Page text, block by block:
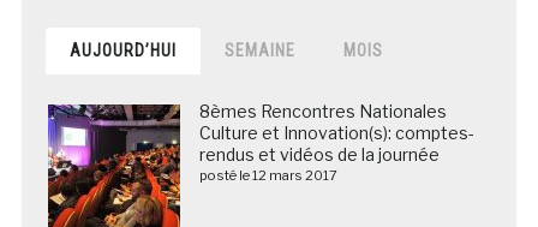
AUJOURD’HUI SEMAINE MOIS
8èmes Rencontres Nationales
Culture et Innovation(s): comptes-
rendus et vidéos de la journée
posté le 12 mars 2017